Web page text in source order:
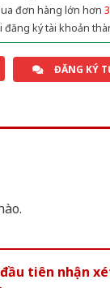
đơn hàng lớn hơn
đăng ký tài khoản
ĐĂNG KÝ
tiên nhận